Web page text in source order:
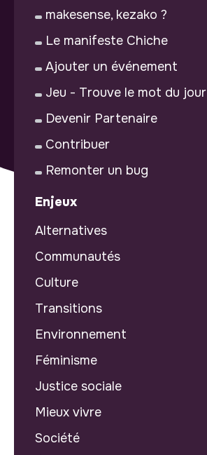
makesense, kezako ?
Le manifeste Chiche
Ajouter un événement
Jeu - Trouve le mot du jour
Devenir Partenaire
Contribuer
Remonter un bug
Enjeux
Alternatives
Communautés
Culture
Transitions
Environnement
Féminisme
Justice sociale
Mieux vivre
Société